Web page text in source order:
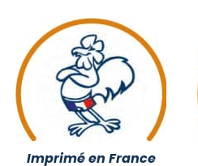
Imprimé en France